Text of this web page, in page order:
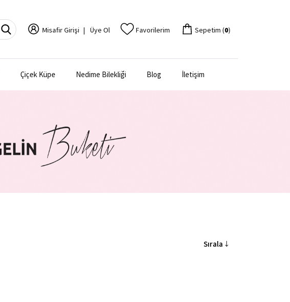
Misafir Girişi | Üye Ol Favorilerim Sepetim (0)
Çiçek Küpe Nedime Bilekliği Blog İletişim
Sırala